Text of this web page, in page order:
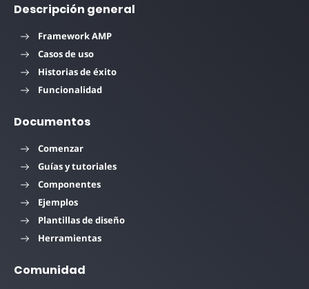
Descripción general
Framework AMP
Casos de uso
Historias de éxito
Funcionalidad
Documentos
Comenzar
Guías y tutoriales
Componentes
Ejemplos
Plantillas de diseño
Herramientas
Comunidad